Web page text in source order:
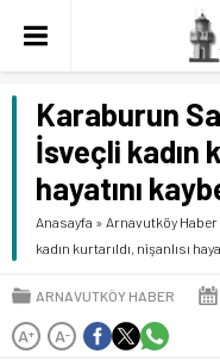
Karaburun
İsveçli kadın
hayatını
Anasayfa » Arnavutköy Haber
kadın kurtarıldı, nişanlısı
ARNAVUTKÖY HABER
A+ A-